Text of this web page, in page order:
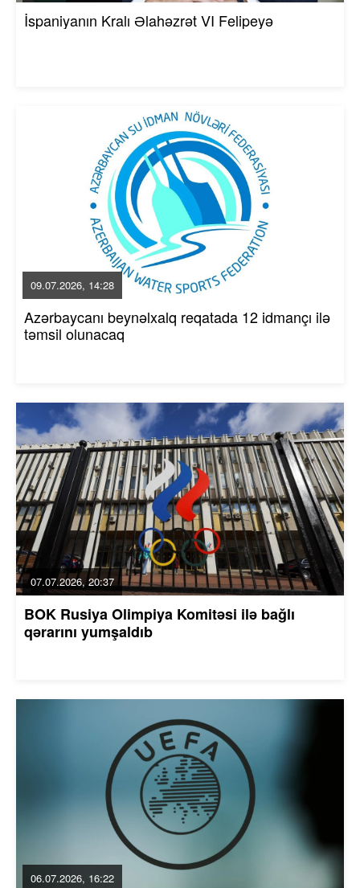
İspaniyanın Kralı Əlahəzrət VI Felipeyə
09.07.2026, 14:28
Azərbaycanı beynəlxalq reqatada 12 idmançı ilə
təmsil olunacaq
07.07.2026, 20:37
BOK Rusiya Olimpiya Komitəsi ilə bağlı
qərarını yumşaldıb
06.07.2026, 16:22